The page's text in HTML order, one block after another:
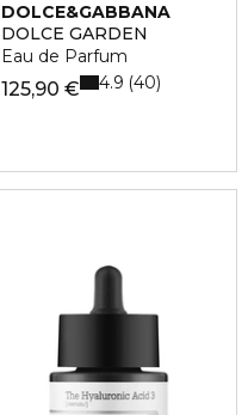
DOLCE&GABBANA
DOLCE GARDEN
Eau de Parfum
125,90 € 4.9 40